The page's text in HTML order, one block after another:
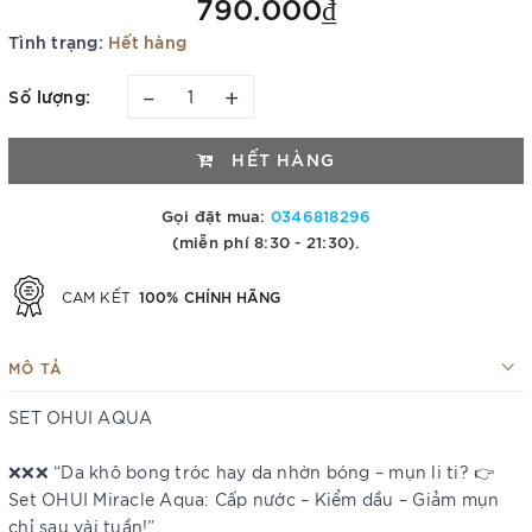
Tình trạng: Hết hàng
Số lượng: – +
HẾT HÀNG
Gọi đặt mua: 0346818296
(miễn phí 8:30 - 21:30).
CAM KẾT 100% CHÍNH HÃNG
MÔ TẢ
SET OHUI AQUA
❌❌❌ “Da khô bong tróc hay da nhờn bóng – mụn li ti? 👉
Set OHUI Miracle Aqua: Cấp nước – Kiểm dầu – Giảm mụn
chỉ sau vài tuần!”